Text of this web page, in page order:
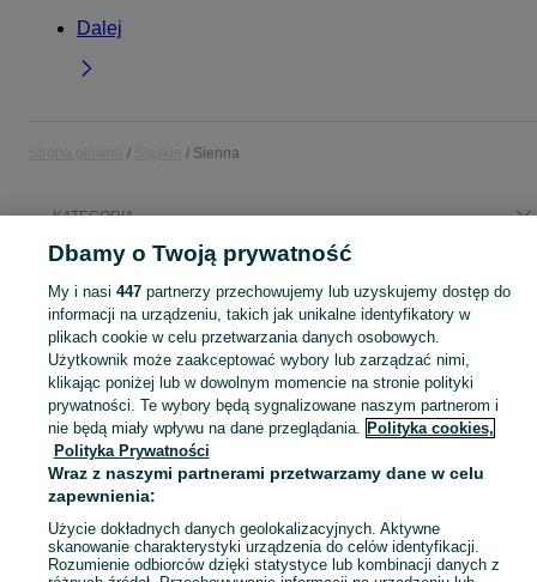
Dalej
Sienna
KATEGORIA
Popularne wyszukiwania
tgb blade plastik tgb blade plastiki
Skorzystaj z największego serwisu ogłoszeniowego - Sienna i okolice! Kupuj to, czego pragniesz i sprzedawaj to, czego już nie potrzebujesz! Zobacz
Mapa kategorii
Mapa miejscowości
Mapa ministron
Popularne wyszukiwania
Dbamy o Twoją prywatność
My i nasi 447partnerzy przechowujemy lub uzyskujemy dostęp do
informacji na urządzeniu, takich jak unikalne identyfikatory w
plikach cookie w celu przetwarzania danych osobowych.
Użytkownik może zaakceptować wybory lub zarządzać nimi,
klikając poniżej lub w dowolnym momencie na stronie polityki
prywatności. Te wybory będą sygnalizowane naszym partnerom i
nie będą miały wpływu na dane przeglądania. Polityka cookies,
Polityka Prywatności
Wraz z naszymi partnerami przetwarzamy dane w celu
zapewnienia:
Użycie dokładnych danych geolokalizacyjnych. Aktywne
skanowanie charakterystyki urządzenia do celów identyfikacji.
Rozumienie odbiorców dzięki statystyce lub kombinacji danych z